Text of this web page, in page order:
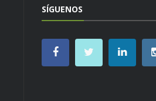
SÍGUENOS